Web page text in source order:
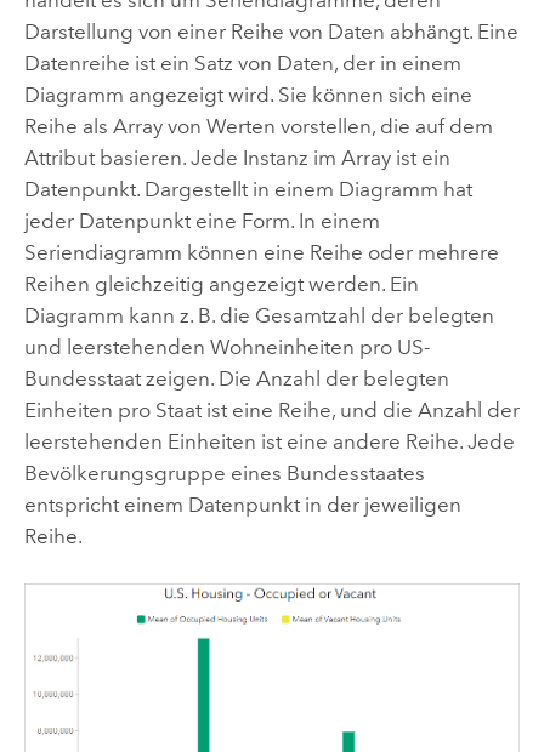
Darstellung von einer Reihe von Daten abhängt. Eine
Datenreihe ist ein Satz von Daten, der in einem
Diagramm angezeigt wird. Sie können sich eine
Reihe als Array von Werten vorstellen, die auf dem
Attribut basieren. Jede Instanz im Array ist ein
Datenpunkt. Dargestellt in einem Diagramm hat
jeder Datenpunkt eine Form. In einem
Seriendiagramm können eine Reihe oder mehrere
Reihen gleichzeitig angezeigt werden. Ein
Diagramm kann z. B. die Gesamtzahl der belegten
und leerstehenden Wohneinheiten pro US-
Bundesstaat zeigen. Die Anzahl der belegten
Einheiten pro Staat ist eine Reihe, und die Anzahl der
leerstehenden Einheiten ist eine andere Reihe. Jede
Bevölkerungsgruppe eines Bundesstaates
entspricht einem Datenpunkt in der jeweiligen
Reihe.